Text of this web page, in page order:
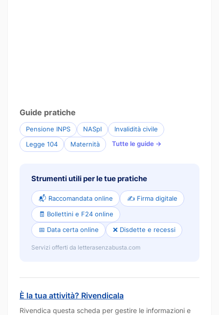
Guide pratiche
Pensione INPS NASpI
Invalidità civile
Legge 104
Maternità Tutte le guide →
Strumenti utili per le tue pratiche
📬 Raccomandata online ✍️ Firma digitale
🧾 Bollettini e F24 online
📅 Data certa online ❌ Disdette e recessi
Servizi offerti da letterasenzabusta.com
È la tua attività? Rivendicala
Rivendica questa scheda per gestire le informazioni e